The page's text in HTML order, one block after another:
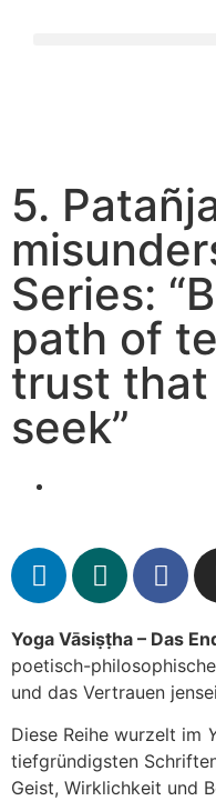
5.
Series:
path of
trust
seek”
Yoga Vāsiṣṭha – Das
poetisch-
und das Vertrauen
Diese Reihe wurzelt im
tiefgründigsten
Geist, Wirklichkeit und